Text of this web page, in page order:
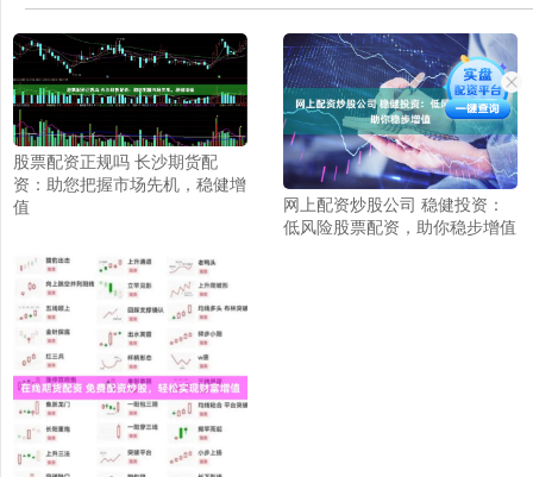
股票配资正规吗 长沙期货配
资：助您把握市场先机，稳健增
值
网上配资炒股公司 稳健投资：
低风险股票配资，助你稳步增值